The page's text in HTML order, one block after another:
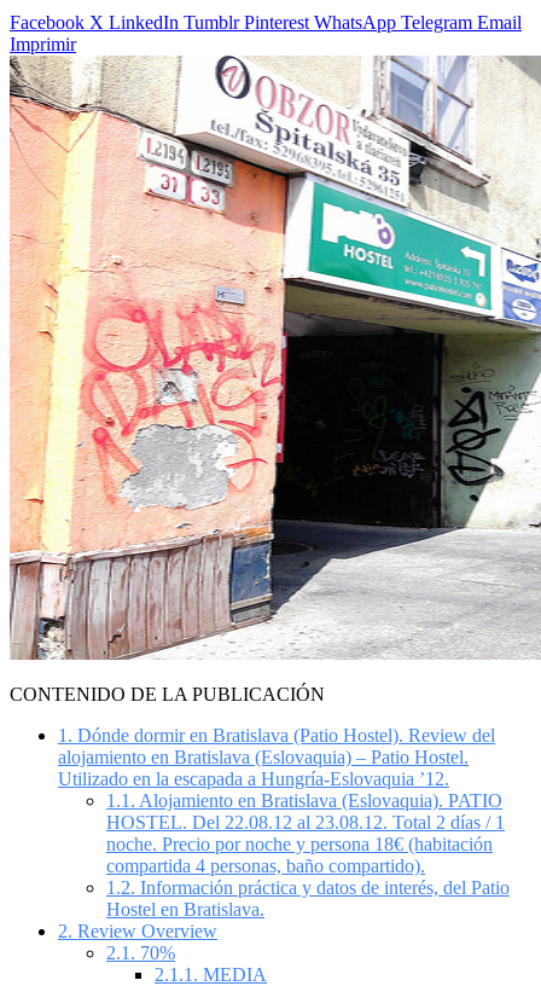
Facebook X LinkedIn Tumblr Pinterest WhatsApp Telegram Email
Imprimir
CONTENIDO DE LA PUBLICACIÓN
1. Dónde dormir en Bratislava (Patio Hostel). Review del
alojamiento en Bratislava (Eslovaquia) – Patio Hostel.
Utilizado en la escapada a Hungría-Eslovaquia ’12.
1.1. Alojamiento en Bratislava (Eslovaquia). PATIO
HOSTEL. Del 22.08.12 al 23.08.12. Total 2 días / 1
noche. Precio por noche y persona 18€ (habitación
compartida 4 personas, baño compartido).
1.2. Información práctica y datos de interés, del Patio
Hostel en Bratislava.
2. Review Overview
2.1. 70%
2.1.1. MEDIA